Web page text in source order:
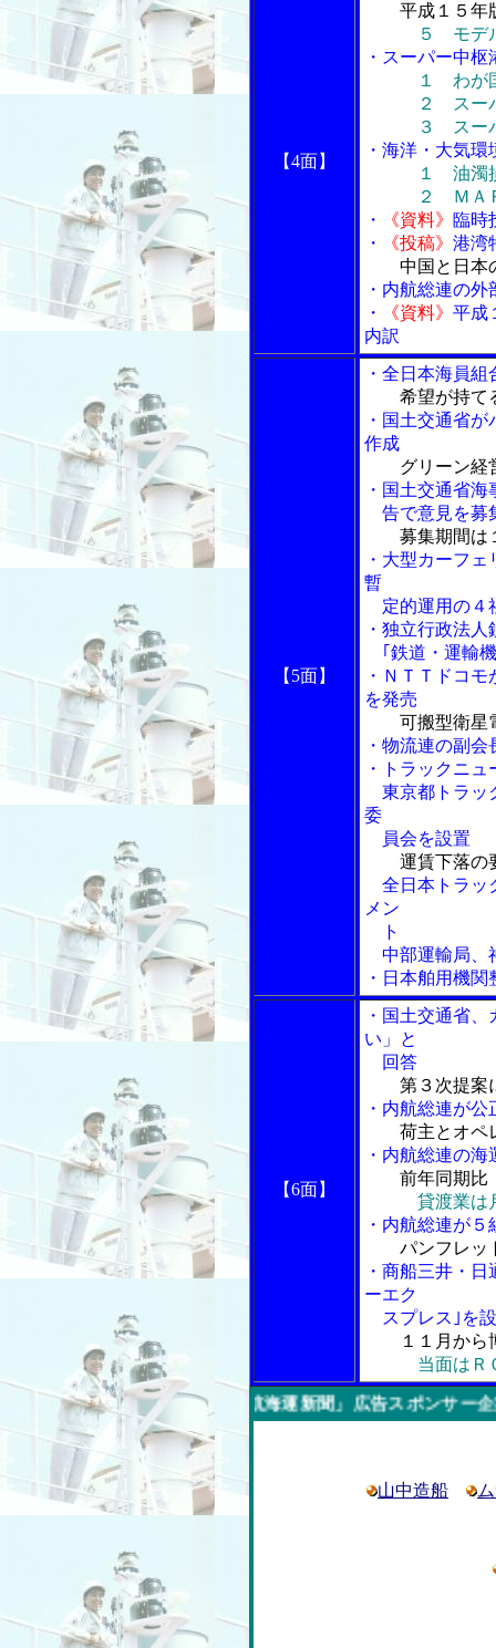
【4面】
平成１５年
５ モデ
・スーパー中
１ わが
２ スーパ
３ スーパー
・海洋・大気
１ 油濁
２ ＭＡＲＰ
・
《資料》 臨時
・
《投稿》 港湾
中国と日本
・内航総連の
・
《資料》 平成
内訳
【5面】
・全日本海員
希望が持て
・国土交通省
作成
グリーン経
・国土交通省
告で意見を募
募集期間は
・大型カーフ
暫
定的運用の４
・独立行政法
｢鉄道・運輸
・ＮＴＴドコ
を発売
可搬型衛星
・物流連の副
・トラックニュ
東京都トラッ
委
員会を設置
運賃下落の
全日本トラッ
メン
ト
中部運輸局、
・日本舶用機
【6面】
・国土交通省
い」と
回答
第３次提案
・内航総連が
荷主とオペ
・内航総連の
前年同期比
貸渡業は
・内航総連が
パンフレッ
・商船三井・
ーエク
スプレス｣を
１１月から
当面はＲ
今週の「内航海運新聞」広告スポンサー企業
山中造船